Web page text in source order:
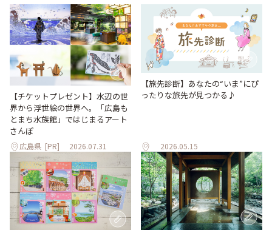
【チケットプレゼント】水辺の世
界から浮世絵の世界へ。「広島も
とまち水族館」ではじまるアート
さんぽ
広島県 [PR] 2026.07.31
【旅先診断】あなたの“いま”にぴ
ったりな旅先が見つかる♪
2026.05.15